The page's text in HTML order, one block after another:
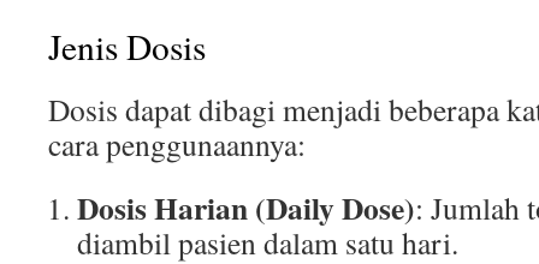
Jenis Dosis
Dosis dapat dibagi menjadi beberapa
cara penggunaannya:
Dosis Harian (Daily Dose): Jumlah
diambil pasien dalam satu hari.